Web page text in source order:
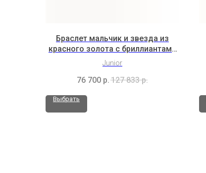
Браслет мальчик и звезда из
красного золота с бриллиантами
(2S2B7K2b)
Junior
76 700 р. 127 833 р.
Выбрать